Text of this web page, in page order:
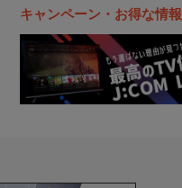
キャンペーン・お得な情報